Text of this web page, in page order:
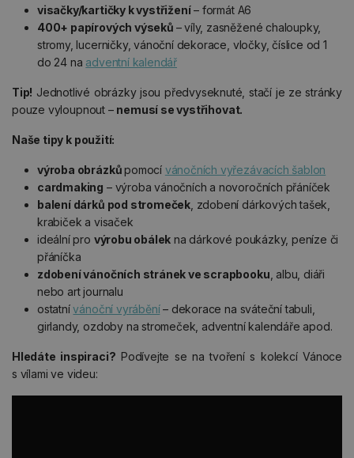
visačky/kartičky k vystřižení– formát A6
400+ papírových výseků – víly, zasněžené chaloupky,
stromy, lucerničky, vánoční dekorace, vločky, číslice od 1
do 24 na adventní kalendář
Tip! Jednotlivé obrázky jsou předvyseknuté, stačí je ze stránky
pouze vyloupnout – nemusí se vystřihovat.
Naše tipy k použití:
výroba obrázkůpomocí vánočních vyřezávacích šablon
cardmaking – výroba vánočních a novoročních přáníček
balení dárků pod stromeček , zdobení dárkových tašek,
krabiček a visaček
ideální pro výrobu obálek na dárkové poukázky, peníze či
přáníčka
zdobení vánočních stránek ve scrapbooku , albu, diáři
nebo art journalu
ostatnívánoční vyrábění– dekorace na sváteční tabuli,
girlandy, ozdoby na stromeček, adventní kalendáře apod.
Hledáte inspiraci? Podívejte se na tvoření s kolekcí Vánoce
s vílami ve videu: